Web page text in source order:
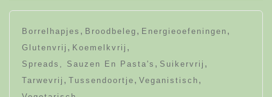
Borrelhapjes , Broodbeleg , Energieoefeningen ,
Glutenvrij , Koemelkvrij ,
Spreads, Sauzen En Pasta's , Suikervrij ,
Tarwevrij , Tussendoortje , Veganistisch ,